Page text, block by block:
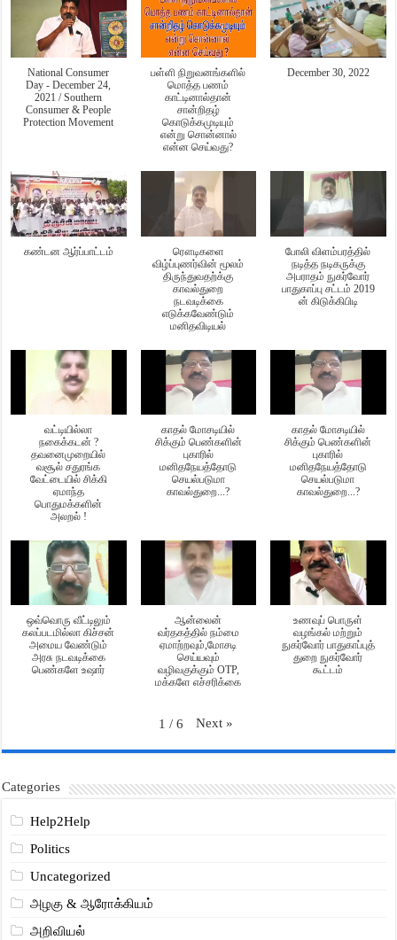
National Consumer
Day - December 24,
2021 / Southern
Consumer & People
Protection Movement
பள்ளி நிறுவனங்களில்
மொத்த பணம்
காட்டினால்தான்
சான்றிதழ்
கொடுக்கமுடியும்
என்று சொன்னால்
என்ன செய்வது?
December 30, 2022
கண்டன ஆர்ப்பாட்டம்
ரௌடிகளை
விழ்ப்புணர்வின் மூலம்
திருந்துவதற்க்கு
காவல்துறை
நடவடிக்கை
எடுக்கவேண்டும்
மனிதவிடியல்
போலி விளம்பரத்தில்
நடித்த நடிகருக்கு
அபராதம் நுகர்வோர்
பாதுகாப்பு சட்டம் 2019
ன் கிடுக்கிபிடி
வட்டியில்லா
நகைக்கடன் ?
தவனைமுறையில்
வசூல் சதுரங்க
வேட்டையில் சிக்கி
ஏமாந்த
பொதுமக்களின்
அலறல் !
காதல் மோசடியில்
சிக்கும் பெண்களின்
புகாரில்
மனிதநேயத்தோடு
செயல்படுமா
காவல்துறை...?
காதல் மோசடியில்
சிக்கும் பெண்களின்
புகாரில்
மனிதநேயத்தோடு
செயல்படுமா
காவல்துறை...?
ஒவ்வொரு வீட்டிலும்
கலப்படமில்லா கிச்சன்
அமைய வேண்டும்
அரசு நடவடிக்கை
பெண்களே உஷார்
ஆன்லைன்
வர்தகத்தில் நம்மை
ஏமாற்றவும்,மோசடி
செய்யவும்
வழிவகுக்கும் OTP,
மக்களே எச்சரிக்கை
உணவுப் பொருள்
வழங்கல் மற்றும்
நுகர்வோர் பாதுகாப்புத்
துறை நுகர்வோர்
கூட்டம்
1 / 6 Next »
Categories
Help2Help
Politics
Uncategorized
அழகு & ஆரோக்கியம்
அறிவியல்